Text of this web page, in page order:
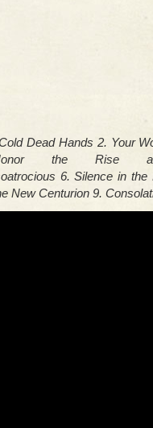
Dead Hands 2. Your
the Rise
6. Silence in
New Centurion 9.